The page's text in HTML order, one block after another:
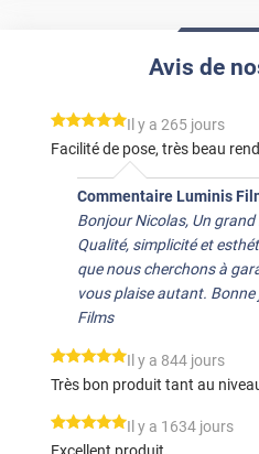
Avis de
*****
Il y a 265 jours
Facilité de pose, très beau
Commentaire Luminis
Bonjour Nicolas, Un
Qualité, simplicité et
que nous cherchons à
vous plaise autant. Bonne
Films
*****
Il y a 844 jours
Très bon produit tant au
*****
Il y a 1634 jours
Excellent produit.